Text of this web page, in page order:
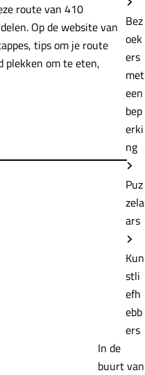
Bez
oek
ers
met
een
bep
erki
ng
Puz
zela
ars
Kun
stli
efh
ebb
ers
In de
buurt van
route van 410
Op de website van
tips om je route
plekken om te eten,